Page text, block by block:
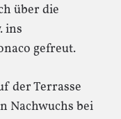
über die
ins
gefreut.
der Terrasse
Nachwuchs bei